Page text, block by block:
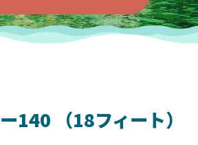
140 （18フィート）